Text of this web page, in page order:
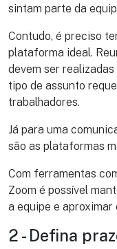
sintam parte da
Contudo, é preciso
plataforma ideal.
devem ser
tipo de assunto
trabalhadores.
Já para uma
são as plataformas
Com ferramentas
Zoom é possível
a equipe e
2 - Defina